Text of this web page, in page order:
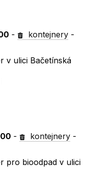
- kontejnery -
v ulici Bačetínská
- kontejnery -
pro bioodpad v ulici